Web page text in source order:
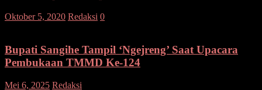
Oktober 5, 2020 Redaksi 0
Bupati Sangihe Tampil ‘Ngejreng’ Saat Upacara
Pembukaan TMMD Ke-124
Mei 6, 2025 Redaksi